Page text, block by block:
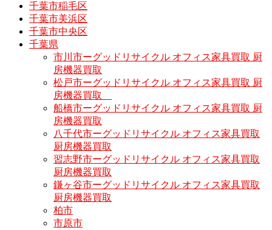
千葉市稲毛区
千葉市美浜区
千葉市中央区
千葉県
市川市ーグッドリサイクル オフィス家具買取 厨
房機器買取
松戸市ーグッドリサイクル オフィス家具買取 厨
房機器買取
船橋市ーグッドリサイクル オフィス家具買取 厨
房機器買取
八千代市ーグッドリサイクル オフィス家具買取
厨房機器買取
習志野市ーグッドリサイクル オフィス家具買取
厨房機器買取
鎌ヶ谷市ーグッドリサイクル オフィス家具買取
厨房機器買取
柏市
市原市